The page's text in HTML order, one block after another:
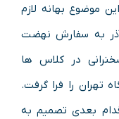
موضوع بهانه لازم
اعتراضات را فراهم کرد و در ۱۴ آذر به سفارش نهضت
در کلاس ها
تهران را فرا گرفت.
بعدی تصمیم به